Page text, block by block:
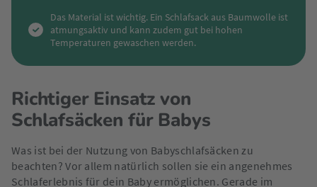
Das Material ist wichtig. Ein Schlafsack aus Baumwolle ist
atmungsaktiv und kann zudem gut bei hohen
Temperaturen gewaschen werden.
Richtiger Einsatz von
Schlafsäcken für Babys
Was ist bei der Nutzung von Babyschlafsäcken zu
beachten? Vor allem natürlich sollen sie ein angenehmes
Schlaferlebnis für dein Baby ermöglichen. Gerade im